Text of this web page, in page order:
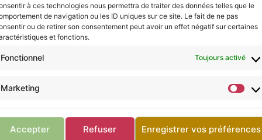
à ces technologies nous permettra de traiter des données telles que le
de navigation ou les ID uniques sur ce site. Le fait de ne pas
ou de retirer son consentement peut avoir un effet négatif sur certaines
et fonctions.
Fonctionnel Toujours activé
Marketing
Accepter Refuser Enregistrer vos préférences
Retour à la boutique
Panier Anne Paul